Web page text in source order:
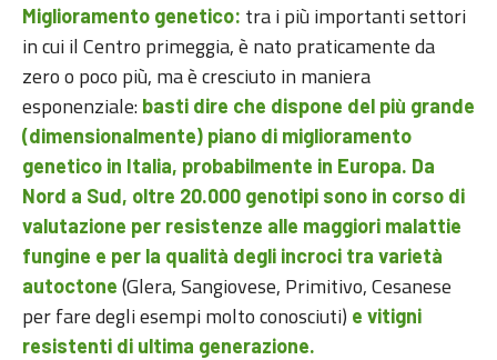
Miglioramento genetico: tra i più importanti settori
in cui il Centro primeggia, è nato praticamente da
zero o poco più, ma è cresciuto in maniera
esponenziale: basti dire che dispone del più grande
(dimensionalmente) piano di miglioramento
genetico in Italia, probabilmente in Europa. Da
Nord a Sud, oltre 20.000 genotipi sono in corso di
valutazione per resistenze alle maggiori malattie
fungine e per la qualità degli incroci tra varietà
autoctone (Glera, Sangiovese, Primitivo, Cesanese
per fare degli esempi molto conosciuti) e vitigni
resistenti di ultima generazione.